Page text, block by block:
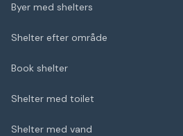
Byer med shelters
Shelter efter område
Book shelter
Shelter med toilet
Shelter med vand